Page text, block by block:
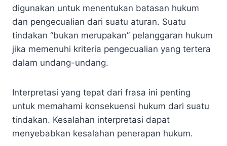
digunakan untuk menentukan batasan hukum
dan pengecualian dari suatu aturan. Suatu
tindakan “bukan merupakan” pelanggaran hukum
jika memenuhi kriteria pengecualian yang tertera
dalam undang-undang.
Interpretasi yang tepat dari frasa ini penting
untuk memahami konsekuensi hukum dari suatu
tindakan. Kesalahan interpretasi dapat
menyebabkan kesalahan penerapan hukum.